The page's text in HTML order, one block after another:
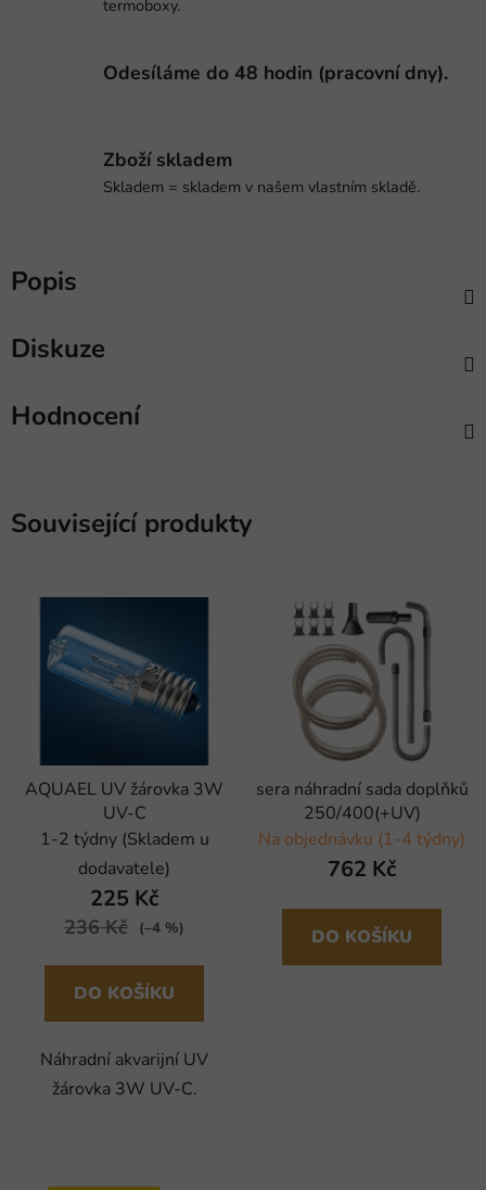
termoboxy.
Odesíláme do 48 hodin (pracovní dny).
Zboží skladem
Skladem = skladem v našem vlastním skladě.
Popis
Diskuze
Hodnocení
Související produkty
AQUAEL UV žárovka 3W
UV-C
1-2 týdny (Skladem u
dodavatele)
225 Kč
236 Kč (–4 %)
DO KOŠÍKU
Náhradní akvarijní UV
žárovka 3W UV-C.
sera náhradní sada doplňků
250/400(+UV)
Na objednávku (1-4 týdny)
762 Kč
DO KOŠÍKU